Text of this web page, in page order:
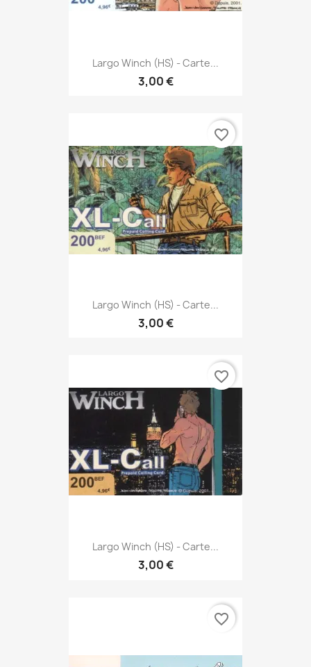
Largo Winch (HS) - Carte...
3,00 €
Largo Winch (HS) - Carte...
3,00 €
favorite_border
Largo Winch (HS) - Carte...
3,00 €
favorite_border
favorite_border